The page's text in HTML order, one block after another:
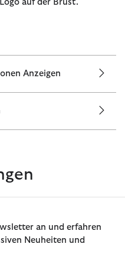
auf der Brust.
Anzeigen
an und erfahren
Neuheiten und